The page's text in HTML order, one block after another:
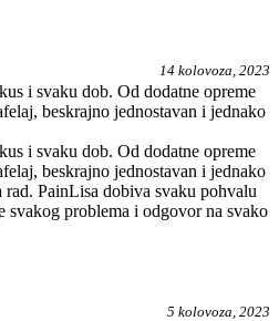
14 kolovoza, 2023
i svaku dob. Od dodatne opreme
beskrajno jednostavan i jednako
i svaku dob. Od dodatne opreme
beskrajno jednostavan i jednako
PainLisa dobiva svaku pohvalu
svakog problema i odgovor na svako
5 kolovoza, 2023